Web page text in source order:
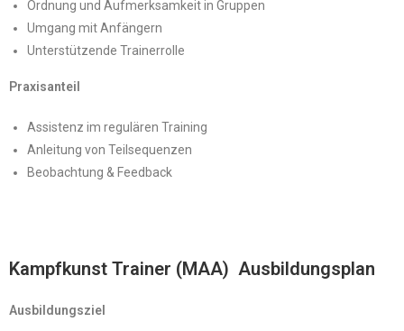
Ordnung und Aufmerksamkeit in Gruppen
Umgang mit Anfängern
Unterstützende Trainerrolle
Praxisanteil
Assistenz im regulären Training
Anleitung von Teilsequenzen
Beobachtung & Feedback
Kampfkunst Trainer (MAA) Ausbildungsplan
Ausbildungsziel